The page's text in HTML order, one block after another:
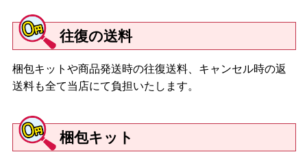
往復の送料
梱包キットや商品発送時の往復送料、キャンセル時の返
送料も全て当店にて負担いたします。
梱包キット